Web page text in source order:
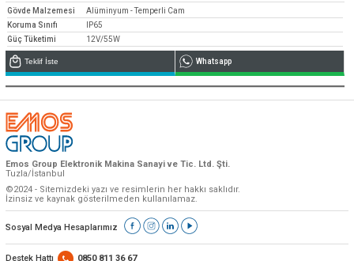
Gövde Malzemesi
Alüminyum - Temperli Cam
Koruma Sınıfı
IP65
Güç Tüketimi
12V/55W
Teklif İste Whatsapp
Emos Group Elektronik Makina Sanayi ve Tic. Ltd. Şti.
Tuzla/İstanbul
©2024 - Sitemizdeki yazı ve resimlerin her hakkı saklıdır.
İzinsiz ve kaynak gösterilmeden kullanılamaz.
Sosyal Medya Hesaplarımız
Destek Hattı 0850 811 36 67